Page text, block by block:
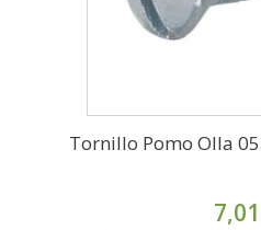
Tornillo Pomo Olla